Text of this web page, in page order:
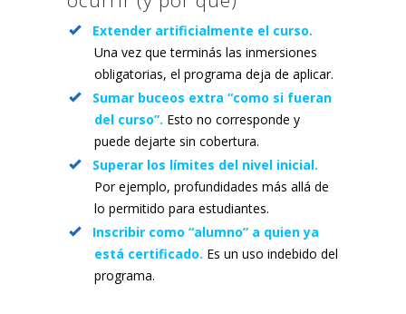
Extender artificialmente el curso.
Una vez que terminás las inmersiones
obligatorias, el programa deja de aplicar.
Sumar buceos extra “como si fueran
del curso”. Esto no corresponde y
puede dejarte sin cobertura.
Superar los límites del nivel inicial.
Por ejemplo, profundidades más allá de
lo permitido para estudiantes.
Inscribir como “alumno” a quien ya
está certificado. Es un uso indebido del
programa.